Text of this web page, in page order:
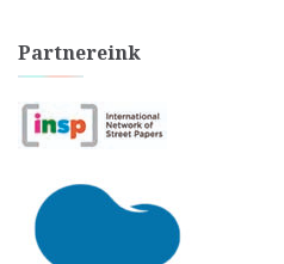
Partnereink